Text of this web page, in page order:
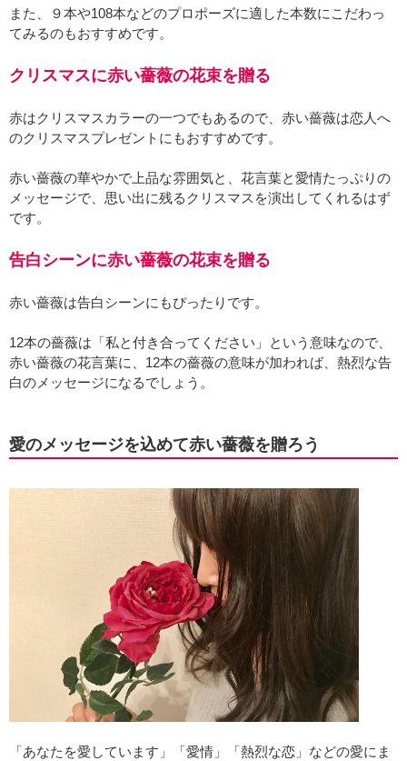
また、９本や108本などのプロポーズに適した本数にこだわっ
てみるのもおすすめです。
クリスマスに赤い薔薇の花束を贈る
赤はクリスマスカラーの一つでもあるので、赤い薔薇は恋人へ
のクリスマスプレゼントにもおすすめです。
赤い薔薇の華やかで上品な雰囲気と、花言葉と愛情たっぷりの
メッセージで、思い出に残るクリスマスを演出してくれるはず
です。
告白シーンに赤い薔薇の花束を贈る
赤い薔薇は告白シーンにもぴったりです。
12本の薔薇は「私と付き合ってください」という意味なので、
赤い薔薇の花言葉に、12本の薔薇の意味が加われば、熱烈な告
白のメッセージになるでしょう。
愛のメッセージを込めて赤い薔薇を贈ろう
「あなたを愛しています」「愛情」「熱烈な恋」などの愛にま